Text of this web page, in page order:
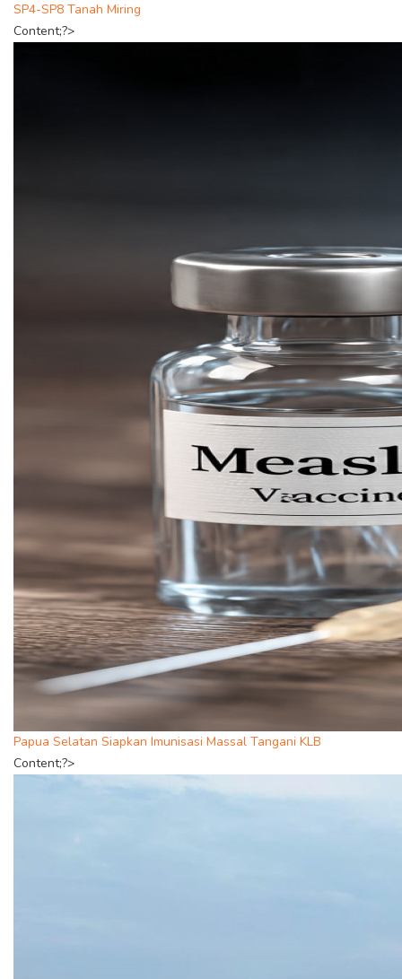
SP4-SP8 Tanah Miring
Content;?>
Papua Selatan Siapkan Imunisasi Massal Tangani KLB
Content;?>